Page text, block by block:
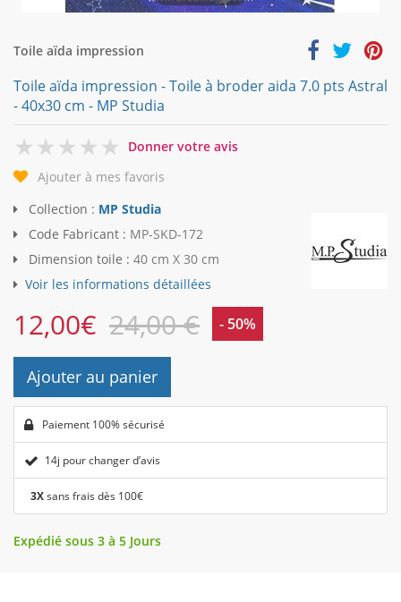
Toile aïda impression
Toile aïda impression - Toile à broder aida 7.0 pts Astral
- 40x30 cm - MP Studia
0
Donner votre avis
Ajouter à mes favoris
Collection : MP Studia
Code Fabricant : MP-SKD-172
Dimension toile : 40 cm X 30 cm
Voir les informations détaillées
12,00€ 24,00 € - 50%
Ajouter au panier
Paiement 100% sécurisé
14j pour changer d’avis
3Xsans frais dès 100€
Expédié sous 3 à 5 Jours